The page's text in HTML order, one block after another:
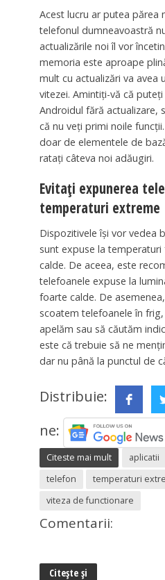
Acest lucru ar putea părea
telefonul dumneavoastră
actualizările noi îl vor
memoria este aproape
mult cu actualizări va avea
vitezei. Amintiți-vă că
Androidul fără actualizare,
că nu veți primi noile
doar de elementele de
ratați câteva noi adăugiri.
Evitați expunerea
temperaturi extreme
Dispozitivele își vor vedea
sunt expuse la
calde. De aceea, este
telefoanele expuse la
foarte calde. De
scoatem telefoanele în
apelăm sau să căutăm
este că trebuie să ne
dar nu până la punctul de
Distribuie:
ne:
Citeste mai mult aplicatii
telefon
temperaturi
viteza de functionare
Comentarii:
Citește și